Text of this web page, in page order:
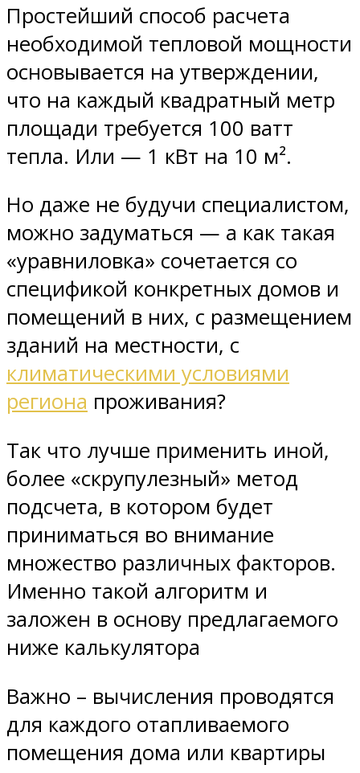
Простейший способ расчета
необходимой тепловой мощности
основывается на утверждении,
что на каждый квадратный метр
площади требуется 100 ватт
тепла. Или — 1 кВт на 10 м².
Но даже не будучи специалистом,
можно задуматься — а как такая
«уравниловка» сочетается со
спецификой конкретных домов и
помещений в них, с размещением
зданий на местности, с
климатическими условиями
региона проживания?
Так что лучше применить иной,
более «скрупулезный» метод
подсчета, в котором будет
приниматься во внимание
множество различных факторов.
Именно такой алгоритм и
заложен в основу предлагаемого
ниже калькулятора
Важно – вычисления проводятся
для каждого отапливаемого
помещения дома или квартиры